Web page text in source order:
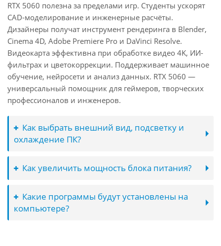
RTX 5060 полезна за пределами игр. Студенты ускорят
CAD-моделирование и инженерные расчёты.
Дизайнеры получат инструмент рендеринга в Blender,
Cinema 4D, Adobe Premiere Pro и DaVinci Resolve.
Видеокарта эффективна при обработке видео 4K, ИИ-
фильтрах и цветокоррекции. Поддерживает машинное
обучение, нейросети и анализ данных. RTX 5060 —
универсальный помощник для геймеров, творческих
профессионалов и инженеров.
Как выбрать внешний вид, подсветку и
охлаждение ПК?
Как увеличить мощность блока питания?
Какие программы будут установлены на
компьютере?